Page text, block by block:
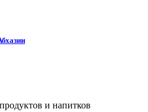
и напитков